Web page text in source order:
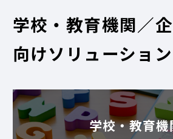
学校・教育機関／
向けソリューション
学校・教育機